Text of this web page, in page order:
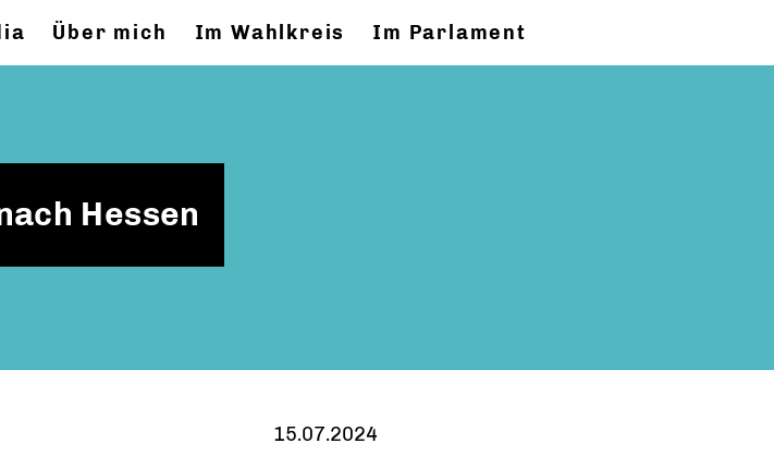
Über mich Im Wahlkreis Im Parlament
Hessen
15.07.2024